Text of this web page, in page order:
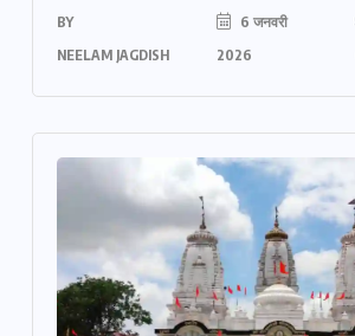
BY
NEELAM JAGDISH
6 जनवरी
2026